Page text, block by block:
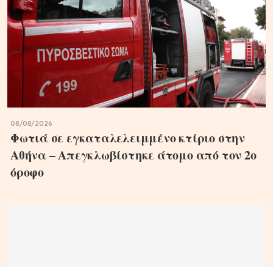
08/08/2026
Φωτιά σε εγκαταλελειμμένο κτίριο στην
Αθήνα – Απεγκλωβίστηκε άτομο από τον 2ο
όροφο